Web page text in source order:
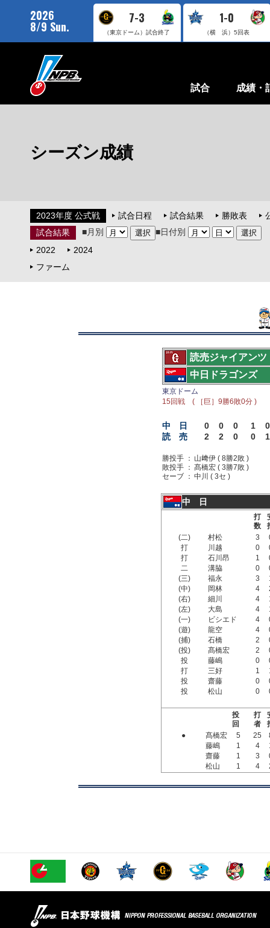
2026
8/9 Sun.
7-3
（東京ドーム）試合終了
1-0
（横 浜）5回表
試合 成績・
シーズン成績
2023年度 公式戦 試合日程 試合結果 勝敗表
試合結果
■月別
■日付別
2022
2024
ファーム
読売ジャイアンツ
中日ドラゴンズ
東京ドーム
15回戦 ( ［巨］9勝6敗0分 )
中 日 0 0 0 1
0
読 売
2 2 0 0 1
勝投手 ： 山﨑伊 ( 8勝2敗 )
敗投手 ： 髙橋宏 ( 3勝7敗 )
セーブ ： 中川 ( 3セ )
中 日
打
数
(二)
村松 3
打
川越 0
打
石川昂 1
二
溝脇 0
(三)
福永 3
(中)
岡林 4
(右)
細川 4
(左)
大島 4
(一)
ビシエド 4
(遊)
龍空 4
(捕)
石橋 2
(投)
髙橋宏 2
投
藤嶋 0
打
三好 1
投
齋藤 0
投
松山 0
投
回
打
者
●
髙橋宏 5 25
藤嶋
1 4
齋藤
1 3
松山
1 4